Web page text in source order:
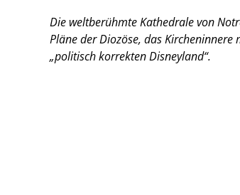
Die weltberühmte Kathedrale von
Pläne der Diozöse, das
„politisch korrekten Disneyland“.